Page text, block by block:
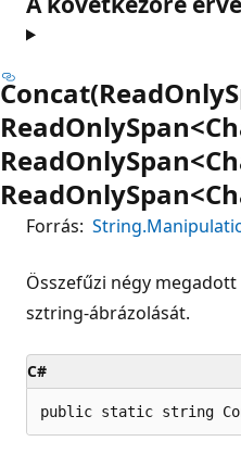
Forrás:
Összefűzi négy
sztring-ábrázolását.
C#
public static string